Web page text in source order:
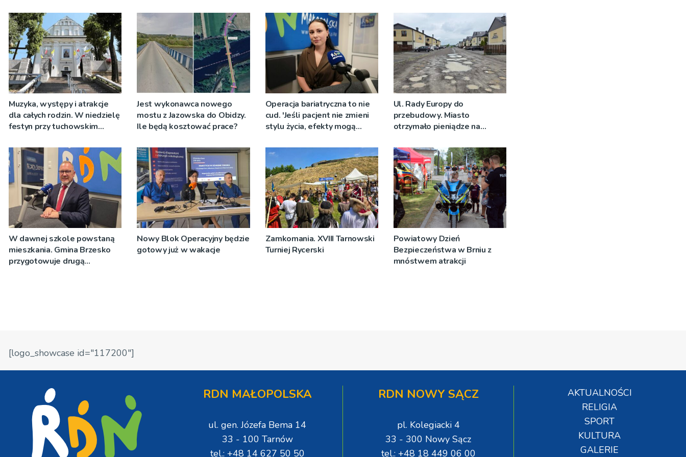
Muzyka, występy i atrakcje
dla całych rodzin. W niedzielę
festyn przy tuchowskim
Jest wykonawca nowego
mostu z Jazowska do Obidzy.
Ile będą kosztować prace?
Operacja bariatryczna to nie
cud. 'Jeśli pacjent nie zmieni
stylu życia, efekty mogą
Ul. Rady Europy do
przebudowy. Miasto
otrzymało pieniądze na
W dawnej szkole powstaną
mieszkania. Gmina Brzesko
przygotowuje drugą
Nowy Blok Operacyjny będzie
gotowy już w wakacje
Zamkomania. XVIII Tarnowski
Turniej Rycerski
Powiatowy Dzień
Bezpieczeństwa w Brniu z
mnóstwem atrakcji
[logo_showcase id="117200"]
RDN MAŁOPOLSKA
ul. gen. Józefa Bema 14
33 - 100 Tarnów
tel.: +48 14 627 50 50
RDN NOWY SĄCZ
pl. Kolegiacki 4
33 - 300 Nowy Sącz
tel.: +48 18 449 06 00
AKTUALNOŚCI
RELIGIA
SPORT
KULTURA
GALERIE